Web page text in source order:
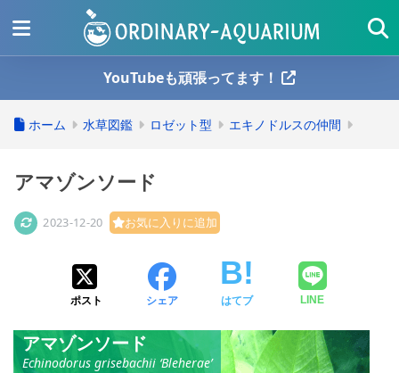
YouTubeも頑張ってます！
ホーム 水草図鑑 ロゼット型 エキノドルスの仲間
アマゾンソード
2023-12-20 お気に入りに追加
ポスト シェア はてブ LINE
アマゾンソード
Echinodorus grisebachii ‘Bleherae’